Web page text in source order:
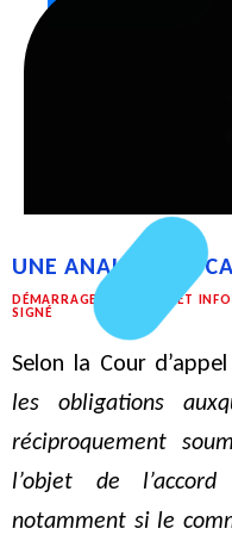
UNE ANALYSE AU
DÉMARRAGE D'UN PROJET
SIGNÉ
Selon la Cour
les obligations
réciproquement
l’objet de
notamment si le